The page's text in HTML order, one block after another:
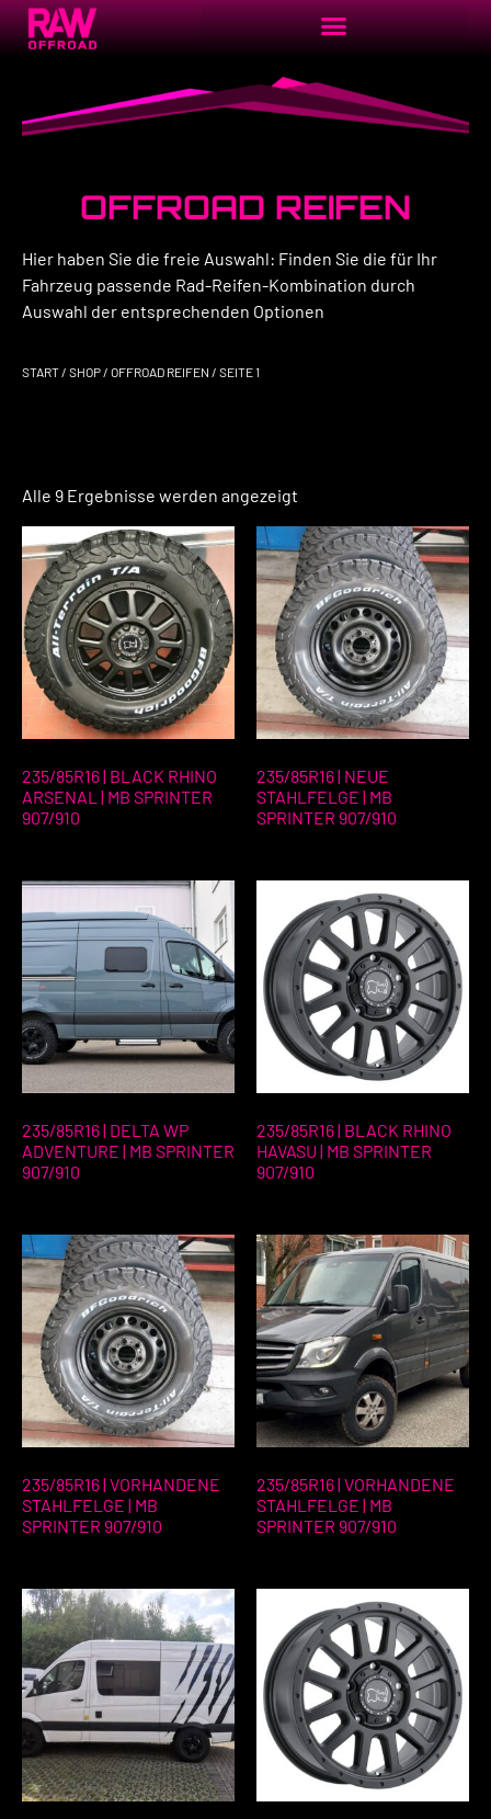
OFFROAD REIFEN
Hier haben Sie die freie Auswahl: Finden Sie die für Ihr
Fahrzeug passende Rad-Reifen-Kombination durch
Auswahl der entsprechenden Optionen
START/ SHOP/ OFFROAD REIFEN / SEITE 1
Alle 9 Ergebnisse werden angezeigt
235/85R16 | BLACK RHINO
ARSENAL | MB SPRINTER
907/910
235/85R16 | NEUE
STAHLFELGE | MB
SPRINTER 907/910
235/85R16 | DELTA WP
ADVENTURE | MB SPRINTER
907/910
235/85R16 | BLACK RHINO
HAVASU | MB SPRINTER
907/910
235/85R16 | VORHANDENE
STAHLFELGE | MB
SPRINTER 907/910
235/85R16 | VORHANDENE
STAHLFELGE | MB
SPRINTER 907/910